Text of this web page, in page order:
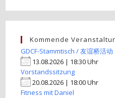
Kommende
GDCF-Stammtisch / 友谊桥活动
13.08.2026 | 18:30 Uhr
Vorstandssitzung
20.08.2026 | 18:00 Uhr
Fitness mit Daniel